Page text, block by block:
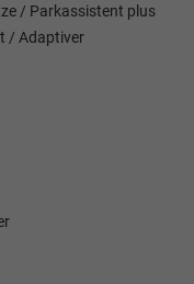
/ Parkassistent plus
/ Adaptiver